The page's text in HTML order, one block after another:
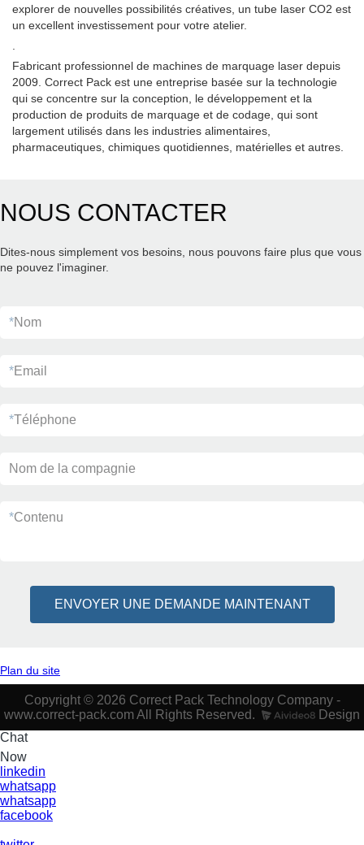
explorer de nouvelles possibilités créatives, un tube laser CO2 est
un excellent investissement pour votre atelier.
Fabricant professionnel de machines de marquage laser depuis
2009. Correct Pack est une entreprise basée sur la technologie
qui se concentre sur la conception, le développement et la
production de produits de marquage et de codage, qui sont
largement utilisés dans les industries alimentaires,
pharmaceutiques, chimiques quotidiennes, matérielles et autres.
NOUS CONTACTER
Dites-nous simplement vos besoins, nous pouvons faire plus que vous
ne pouvez l'imaginer.
*Nom
*Email
*Téléphone
Nom de la compagnie
*Contenu
ENVOYER UNE DEMANDE MAINTENANT
Plan du site
Copyright © 2026 Correct Pack Technology Company -
www.correct-pack.com All Rights Reserved.
Design
Chat
Now
linkedin
whatsapp
whatsapp
facebook